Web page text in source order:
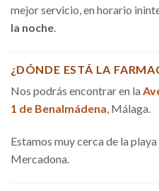
mejor servicio, en horario
la noche.
¿DÓNDE ESTÁ LA
Nos podrás encontrar en la
1 de Benalmádena, Málaga.
Estamos muy cerca de la
Mercadona.